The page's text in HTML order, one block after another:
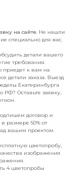
на сайте. Не нашли
специально для вас.
детали вашего
требования.
приедет к вам на
детали заказа. Выезд
Екатеринбурга
РФ? Оставьте заявку,
договор и
размере 50% от
вашим проектом.
цветопробу,
изображения
4 цветопробы